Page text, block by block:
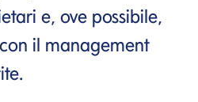
e, ove possibile,
il management